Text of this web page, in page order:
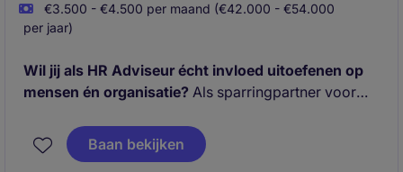
€3.500 - €4.500 per maand (€42.000 - €54.000
per jaar)
Wil jij als HR Adviseur écht invloed uitoefenen op
mensen én organisatie? Als sparringpartner voor
de praktijk en begeleid je de organisatie bij
uiteenlopende HR-uitdagingen. Je draagt actief bij
Baan bekijken